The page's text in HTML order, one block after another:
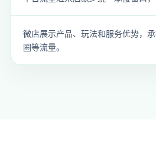
微店展示产品、玩法和服务优势，
圈等流量。